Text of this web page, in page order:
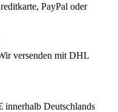
PayPal oder
versenden mit DHL
innerhalb Deutschlands